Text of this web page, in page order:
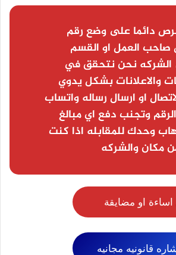
دائما على وضع رقم
العمل او القسم
نحن نتحقق في
والاعلانات بشكل يدوي
او ارسال رساله واتساب
وتجنب دفع اي مبالغ
وحدك للمقابله اذا كنت
مكان والشركه
اساءة او مضايقة
قانونيه مجانيه